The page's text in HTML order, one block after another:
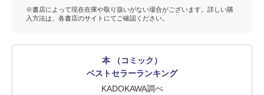
※書店によって現在在庫や取り扱いがない場合がございます。詳しい購
入方法は、各書店のサイトにてご確認ください。
本 （コミック）
ベストセラーランキング
KADOKAWA調べ